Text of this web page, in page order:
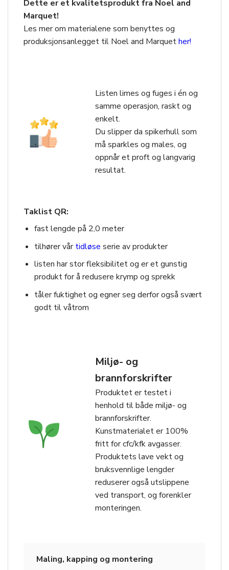
Dette er et kvalitetsprodukt fra Noel and
Marquet!
Les mer om materialene som benyttes og
produksjonsanlegget til Noel and Marquether!
Listen limes og fuges i én og
samme operasjon, raskt og
enkelt.
Du slipper da spikerhull som
må sparkles og males, og
oppnår et proft og langvarig
resultat.
Taklist QR:
fast lengde på 2,0 meter
tilhører vårtidløse serie av produkter
listen har stor fleksibilitet og er et gunstig
produkt for å redusere krymp og sprekk
tåler fuktighet og egner seg derfor også svært
godt til våtrom
Miljø- og
brannforskrifter
Produktet er testet i
henhold til både miljø- og
brannforskrifter.
Kunstmaterialet er 100%
fritt for cfc/kfk avgasser.
Produktets lave vekt og
bruksvennlige lengder
reduserer også utslippene
ved transport, og forenkler
monteringen.
Maling, kapping og montering